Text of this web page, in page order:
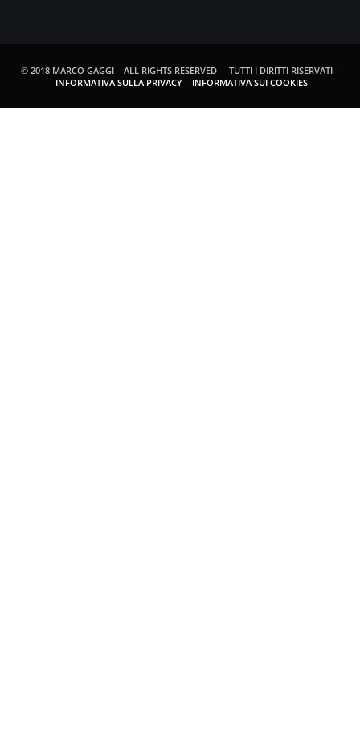
© 2018 MARCO GAGGI – ALL RIGHTS RESERVED – TUTTI I DIRITTI RISERVATI –
INFORMATIVA SULLA PRIVACY– INFORMATIVA SUI COOKIES